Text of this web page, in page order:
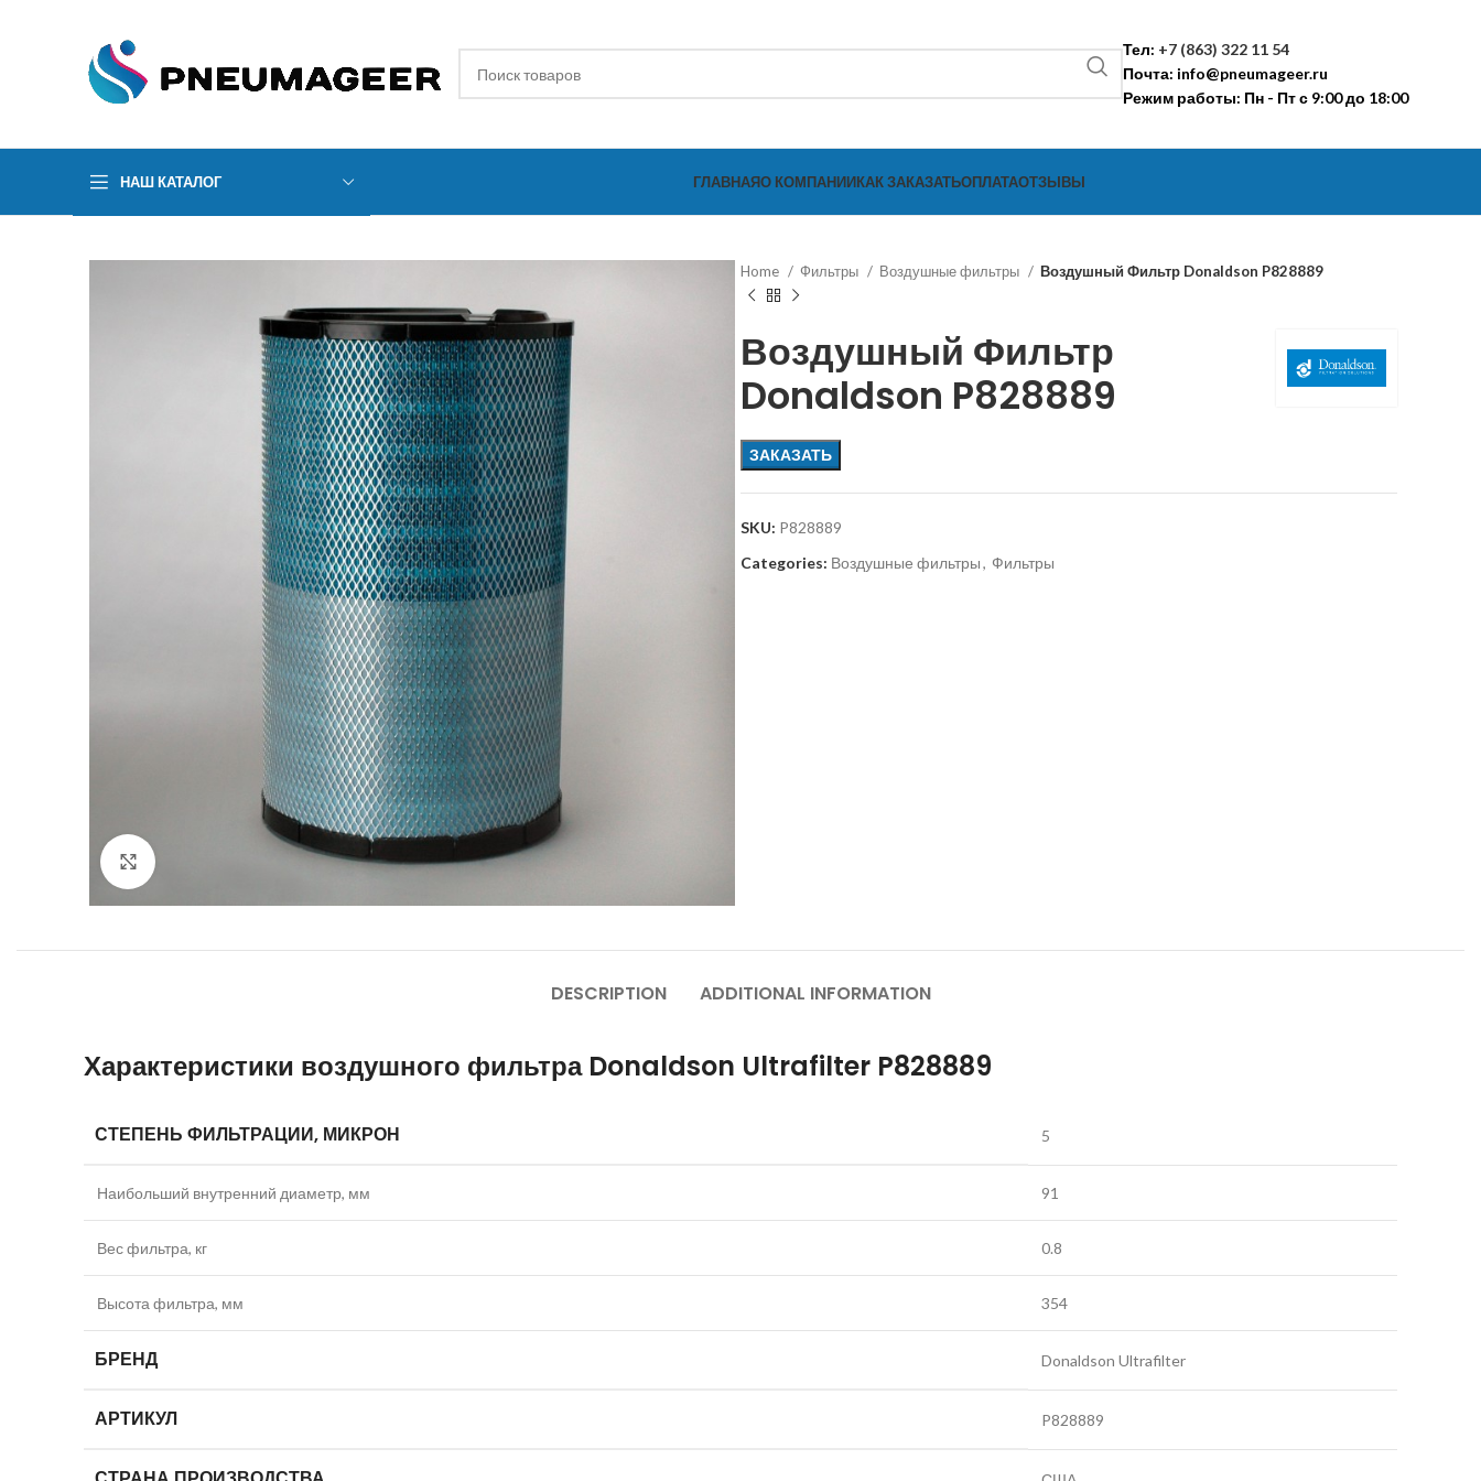
Тел: +7 (863) 322 11 54
Почта: info@pneumageer.ru
Режим работы: Пн - Пт с 9:00 до 18:00
НАШ КАТАЛОГ ГЛАВНАЯО КОМПАНИИКАК ЗАКАЗАТЬОПЛАТАОТЗЫВЫ
Home Фильтры Воздушные фильтры Воздушный Фильтр Donaldson P828889
Воздушный Фильтр
Donaldson P828889
ЗАКАЗАТЬ
SKU: P828889
Categories: Воздушные фильтры, Фильтры
DESCRIPTION ADDITIONAL INFORMATION
Характеристики воздушного фильтра Donaldson Ultrafilter P828889
СТЕПЕНЬ ФИЛЬТРАЦИИ, МИКРОН 5
Наибольший внутренний диаметр, мм 91
Вес фильтра, кг 0.8
Высота фильтра, мм 354
БРЕНД Donaldson Ultrafilter
АРТИКУЛ P828889